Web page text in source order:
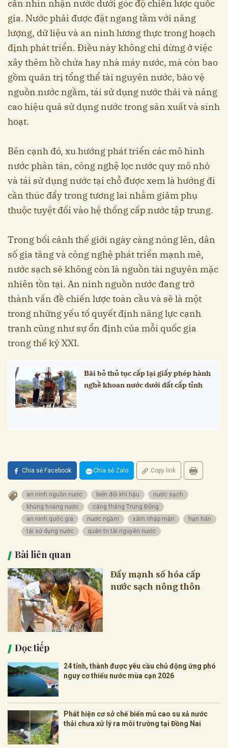
cần nhìn nhận nước dưới góc độ chiến lược quốc
gia. Nước phải được đặt ngang tầm với năng
lượng, dữ liệu và an ninh lương thực trong hoạch
định phát triển. Điều này không chỉ dừng ở việc
xây thêm hồ chứa hay nhà máy nước, mà còn bao
gồm quản trị tổng thể tài nguyên nước, bảo vệ
nguồn nước ngầm, tái sử dụng nước thải và nâng
cao hiệu quả sử dụng nước trong sản xuất và sinh
hoạt.
Bên cạnh đó, xu hướng phát triển các mô hình
nước phân tán, công nghệ lọc nước quy mô nhỏ
và tái sử dụng nước tại chỗ được xem là hướng đi
cần thúc đẩy trong tương lai nhằm giảm phụ
thuộc tuyệt đối vào hệ thống cấp nước tập trung.
Trong bối cảnh thế giới ngày càng nóng lên, dân
số gia tăng và công nghệ phát triển mạnh mẽ,
nước sạch sẽ không còn là nguồn tài nguyên mặc
nhiên tồn tại. An ninh nguồn nước đang trở
thành vấn đề chiến lược toàn cầu và sẽ là một
trong những yếu tố quyết định năng lực cạnh
tranh cũng như sự ổn định của mỗi quốc gia
trong thế kỷ XXI.
Bãi bỏ thủ tục cấp lại giấy phép hành
nghề khoan nước dưới đất cấp tỉnh
Chia sẻ Facebook Chia sẻ Zalo Copy link
an ninh nguồn nước biến đổi khí hậu
nước sạch
khủng hoảng nước
căng thẳng Trung Đông
an ninh quốc gia
nước ngầm xâm nhập mặn
hạn hán
tái sử dụng nước
quản trị tài nguyên nước
Bài liên quan
Đẩy mạnh số hóa cấp
nước sạch nông thôn
Đọc tiếp
24 tỉnh, thành được yêu cầu chủ động ứng phó
nguy cơ thiếu nước mùa cạn 2026
Phát hiện cơ sở chế biến mủ cao su xả nước
thải chưa xử lý ra môi trường tại Đồng Nai